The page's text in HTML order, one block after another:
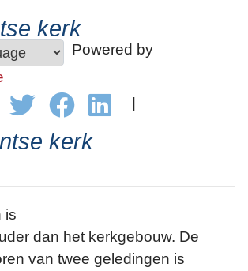
kerk
Powered by
kerk
is
dan het kerkgebouw. De
van twee geledingen is